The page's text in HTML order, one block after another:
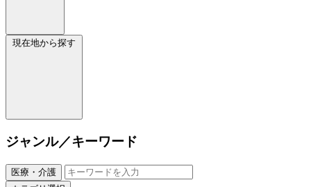
現在地から探す
ジャンル／キーワード
医療・介護